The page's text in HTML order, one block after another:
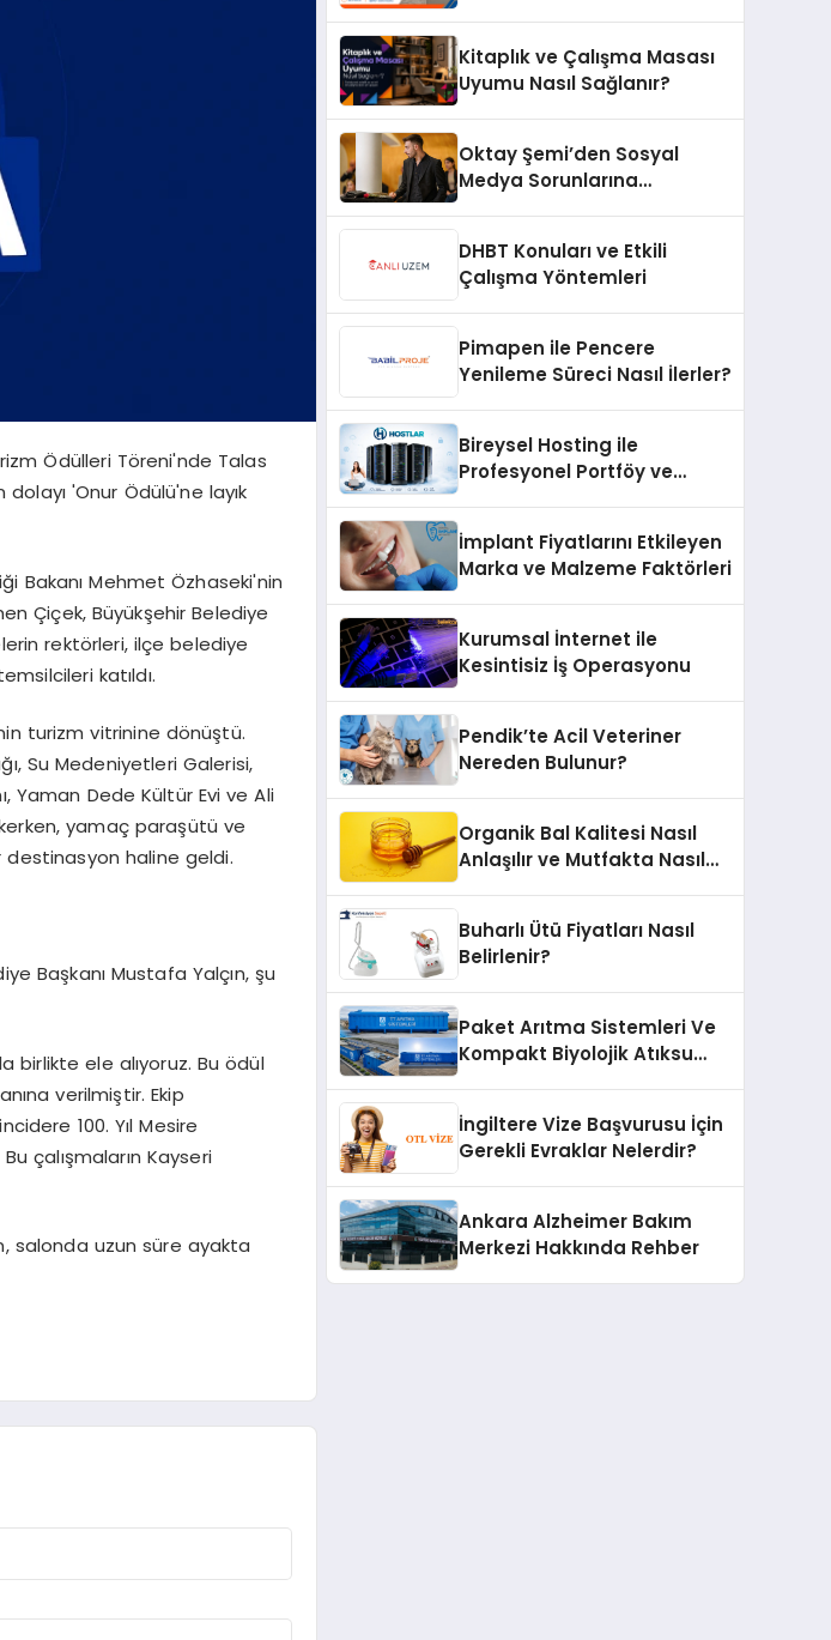
Ödülleri Töreni'nde Talas
'Onur Ödülü'ne layık
Bakanı Mehmet Özhaseki'nin
Çiçek, Büyükşehir Belediye
rektörleri, ilçe belediye
katıldı.
turizm vitrinine dönüştü.
Su Medeniyetleri Galerisi,
Yaman Dede Kültür Evi ve Ali
yamaç paraşütü ve
haline geldi.
Başkanı Mustafa Yalçın, şu
birlikte ele alıyoruz. Bu ödül
verilmiştir. Ekip
100. Yıl Mesire
çalışmaların Kayseri
salonda uzun süre ayakta
Kitaplık ve Çalışma Masası
Uyumu Nasıl Sağlanır?
Oktay Şemi’den Sosyal
Medya Sorunlarına
DHBT Konuları ve Etkili
Çalışma Yöntemleri
Pimapen ile Pencere
Yenileme Süreci Nasıl İlerler?
Bireysel Hosting ile
Profesyonel Portföy ve
İmplant Fiyatlarını Etkileyen
Marka ve Malzeme Faktörleri
Kurumsal İnternet ile
Kesintisiz İş Operasyonu
Pendik’te Acil Veteriner
Nereden Bulunur?
Organik Bal Kalitesi Nasıl
Anlaşılır ve Mutfakta Nasıl
Buharlı Ütü Fiyatları Nasıl
Belirlenir?
Paket Arıtma Sistemleri Ve
Kompakt Biyolojik Atıksu
İngiltere Vize Başvurusu İçin
Gerekli Evraklar Nelerdir?
Ankara Alzheimer Bakım
Merkezi Hakkında Rehber